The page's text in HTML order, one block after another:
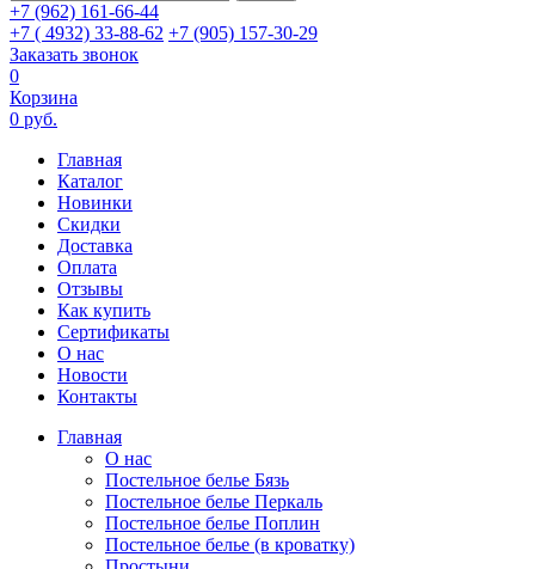
+7 (962) 161-66-44
+7 ( 4932) 33-88-62 +7 (905) 157-30-29
Заказать звонок
0
Корзина
0 руб.
Главная
Каталог
Новинки
Скидки
Доставка
Оплата
Отзывы
Как купить
Сертификаты
О нас
Новости
Контакты
Главная
О нас
Постельное белье Бязь
Постельное белье Перкаль
Постельное белье Поплин
Постельное белье (в кроватку)